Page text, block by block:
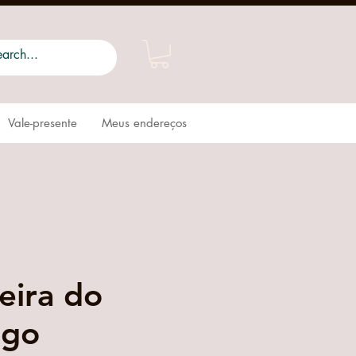
Vale-presente Meus endereços
do